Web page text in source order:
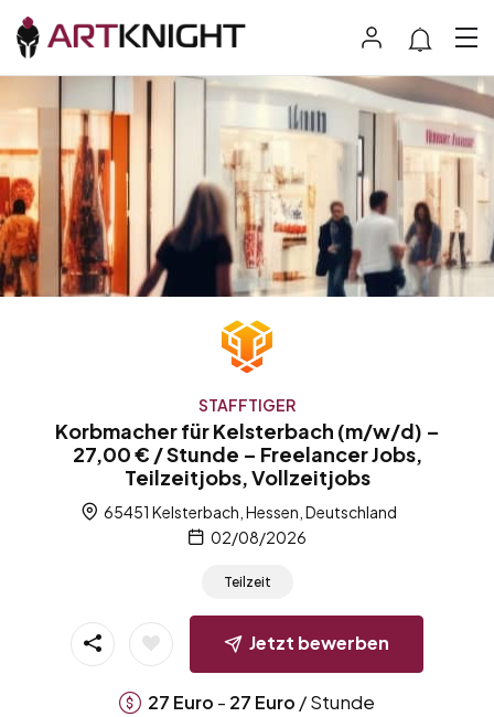
STAFFTIGER
Korbmacher für Kelsterbach (m/w/d) –
27,00 € / Stunde – Freelancer Jobs,
Teilzeitjobs, Vollzeitjobs
65451 Kelsterbach, Hessen, Deutschland
02/08/2026
Teilzeit
Jetzt bewerben
27 Euro - 27 Euro / Stunde